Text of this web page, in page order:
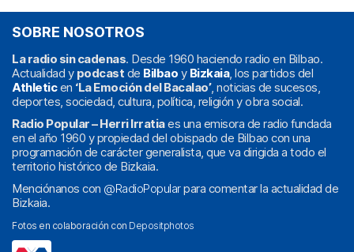
SOBRE NOSOTROS
La radio sin cadenas. Desde 1960 haciendo radio en Bilbao.
Actualidad y podcast de Bilbao y Bizkaia, los partidos del
Athleticen ‘La Emoción del Bacalao’, noticias de sucesos,
deportes, sociedad, cultura, política, religión y obra social.
Radio Popular – Herri Irratiaes una emisora de radio fundada
en el año 1960 y propiedad del obispado de Bilbao con una
programación de carácter generalista, que va dirigida a todo el
territorio histórico de Bizkaia.
Menciónanos con @RadioPopularpara comentar la actualidad de
Bizkaia.
Fotos en colaboración con Depositphotos